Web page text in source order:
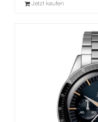
Jetzt kaufen